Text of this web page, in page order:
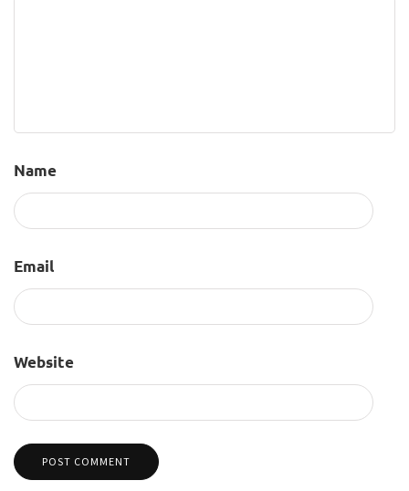
Name
Email
Website